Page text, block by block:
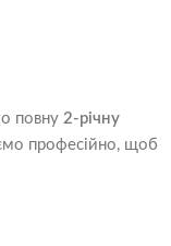
повну 2-річну
професійно, щоб